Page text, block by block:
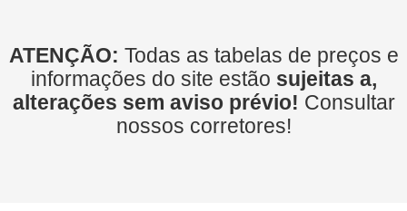
ATENÇÃO: Todas as tabelas de preços e
informações do site estão sujeitas a,
alterações sem aviso prévio! Consultar
nossos corretores!